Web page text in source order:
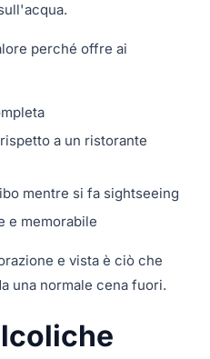
perché offre ai
a un ristorante
mentre si fa sightseeing
e memorabile
e vista è ciò che
una normale cena fuori.